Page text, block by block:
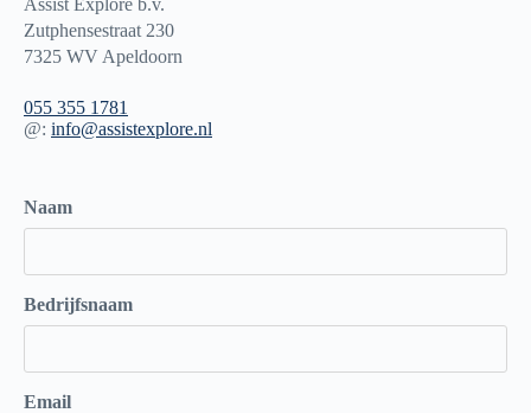
Assist Explore b.v.
Zutphensestraat 230
7325 WV Apeldoorn
055 355 1781
@: info@assistexplore.nl
Naam
Bedrijfsnaam
Email